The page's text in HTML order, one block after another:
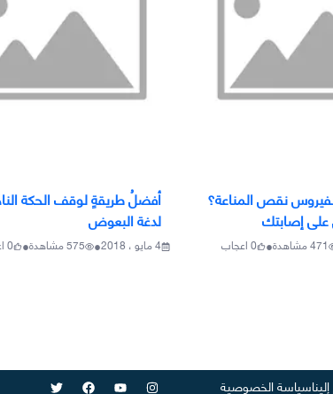
نقص المناعة؟
إصابتك
471مشاهدة•
0اعجاب
أفضلُ طريقةٍ لوقف الحكة
لدغة البعوض
4 مايو ، 2018 •
575مشاهدة•
0
سياسة الخصوصية